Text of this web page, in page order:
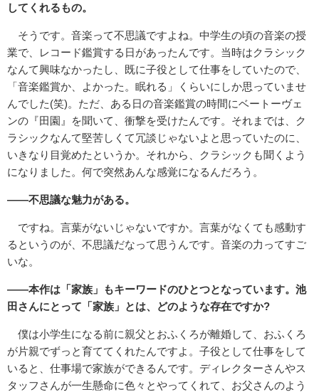
してくれるもの。
そうです。音楽って不思議ですよね。中学生の頃の音楽の授
業で、レコード鑑賞する日があったんです。当時はクラシック
なんて興味なかったし、既に子役として仕事をしていたので、
「音楽鑑賞か、よかった。眠れる」くらいにしか思っていませ
んでした(笑)。ただ、ある日の音楽鑑賞の時間にベートーヴェ
ンの『田園』を聞いて、衝撃を受けたんです。それまでは、ク
ラシックなんて堅苦しくて冗談じゃないよと思っていたのに、
いきなり目覚めたというか。それから、クラシックも聞くよう
になりました。何で突然あんな感覚になるんだろう。
――不思議な魅力がある。
ですね。言葉がないじゃないですか。言葉がなくても感動す
るというのが、不思議だなって思うんです。音楽の力ってすご
いな。
――本作は「家族」もキーワードのひとつとなっています。池
田さんにとって「家族」とは、どのような存在ですか?
僕は小学生になる前に親父とおふくろが離婚して、おふくろ
が片親でずっと育ててくれたんですよ。子役として仕事をして
いると、仕事場で家族ができるんです。ディレクターさんやス
タッフさんが一生懸命に色々とやってくれて、お父さんのよう